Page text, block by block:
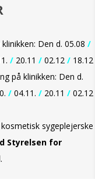
Den d. 05.08 /
/ 20.11 / 02.12 / 18.12
på klinikken: Den d.
/ 04.11. / 20.11 / 02.12
sygeplejerske
Styrelsen for
.